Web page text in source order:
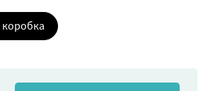
коробка